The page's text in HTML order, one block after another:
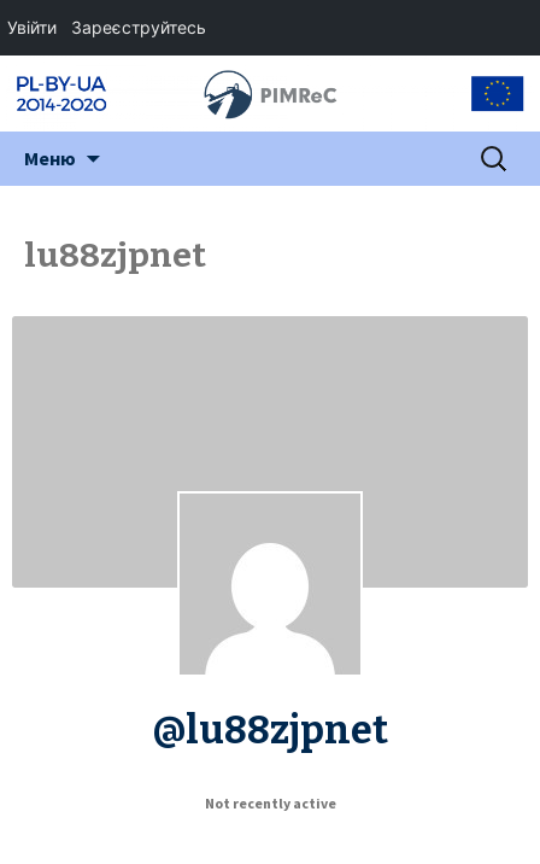
Меню Пошук:
lu88zjpnet
@lu88zjpnet
Not recently active
Увійти Зареєструйтесь